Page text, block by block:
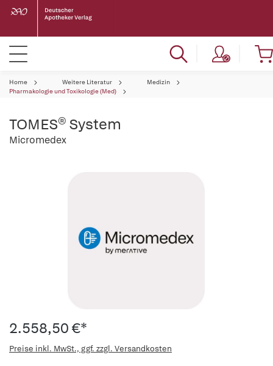
Home Weitere Literatur
Medizin
Pharmakologie und Toxikologie (Med)
TOMES® System
Micromedex
2.558,50 €*
Preise inkl. MwSt., ggf. zzgl. Versandkosten